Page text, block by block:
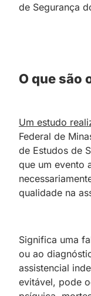
de Segurança
O que são
Um estudo
Federal de
de Estudos de
que um evento
qualidade na
Significa uma
ou ao
assistencial
evitável, pode